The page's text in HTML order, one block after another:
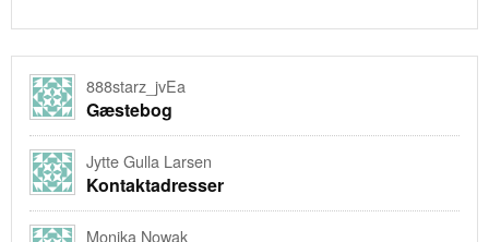
888starz_jvEa
Gæstebog
Jytte Gulla Larsen
Kontaktadresser
Monika Nowak